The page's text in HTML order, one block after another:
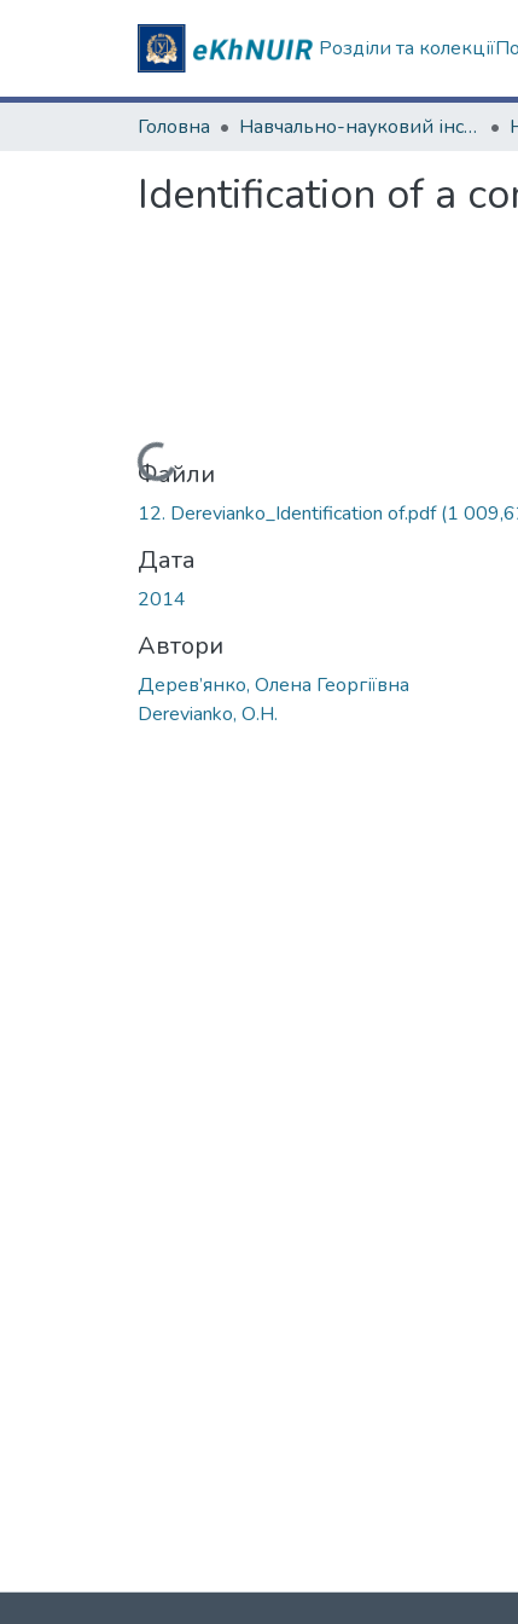
Розділи та колекції
Головна Навчально-науковий інститут соціології та медіакомунікацій
Identification of a
Вантажиться...
Файли
12. Derevianko_Identification of.pdf(1
Дата
2014
Автори
Дерев’янко, Олена Георгіївна
Derevianko, О.Н.